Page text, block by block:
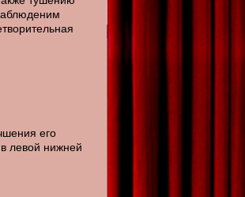
его
левой нижней